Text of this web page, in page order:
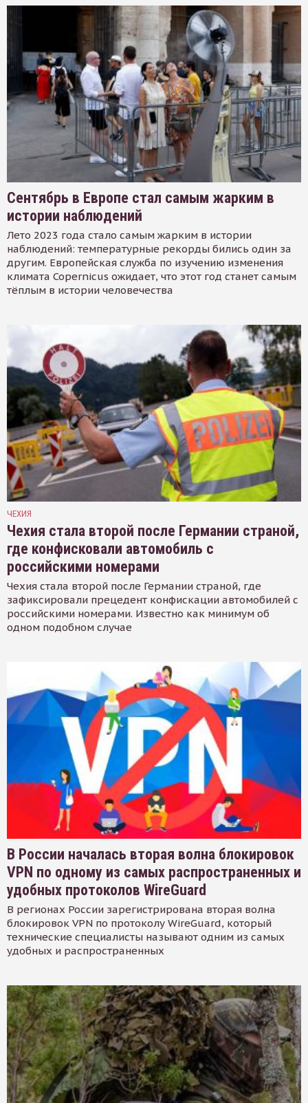
Сентябрь в Европе стал самым жарким в
истории наблюдений
Лето 2023 года стало самым жарким в истории
наблюдений: температурные рекорды бились один за
другим. Европейская служба по изучению изменения
климата Copernicus ожидает, что этот год станет самым
тёплым в истории человечества
ЧЕХИЯ
Чехия стала второй после Германии страной,
где конфисковали автомобиль с
российскими номерами
Чехия стала второй после Германии страной, где
зафиксировали прецедент конфискации автомобилей с
российскими номерами. Известно как минимум об
одном подобном случае
В России началась вторая волна блокировок
VPN по одному из самых распространенных и
удобных протоколов WireGuard
В регионах России зарегистрирована вторая волна
блокировок VPN по протоколу WireGuard, который
технические специалисты называют одним из самых
удобных и распространенных